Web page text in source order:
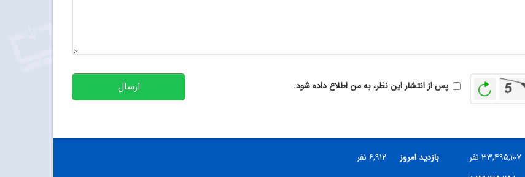
بازخوانیپس از انتشار این نظر، به من اطلاع داده شود. ارسال
۳۳,۴۹۵,۱۰۷ نفر بازدید امروز
۶,۹۱۲ نفر